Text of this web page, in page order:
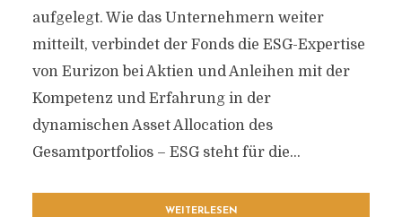
aufgelegt. Wie das Unternehmern weiter
mitteilt, verbindet der Fonds die ESG-Expertise
von Eurizon bei Aktien und Anleihen mit der
Kompetenz und Erfahrung in der
dynamischen Asset Allocation des
Gesamtportfolios – ESG steht für die...
WEITERLESEN